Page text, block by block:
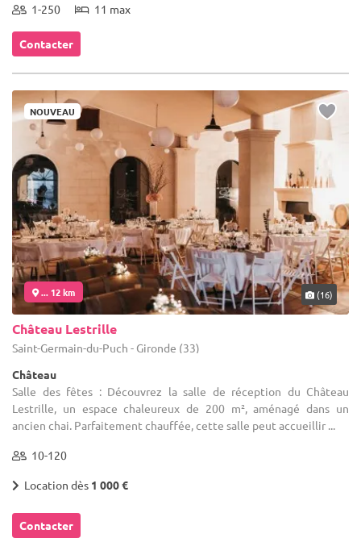
1-250 11 max
Contacter
NOUVEAU
... 12 km (16)
Château Lestrille
Saint-Germain-du-Puch - Gironde (33)
Château
Salle des fêtes : Découvrez la salle de réception du Château
Lestrille, un espace chaleureux de 200 m², aménagé dans un
ancien chai. Parfaitement chauffée, cette salle peut accueillir ...
10-120
Location dès 1 000 €
Contacter